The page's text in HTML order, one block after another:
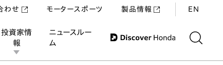
投資家情
報
ニュースルー
ム
わせ モータースポーツ 製品情報 EN